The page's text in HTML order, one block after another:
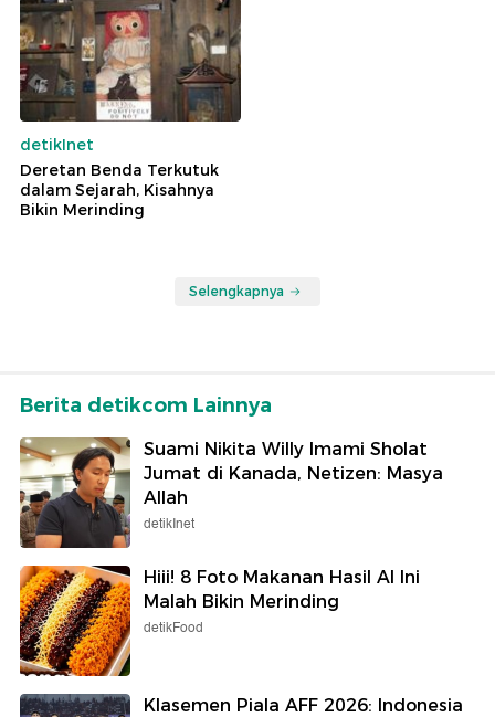
detikInet
Deretan Benda Terkutuk
dalam Sejarah, Kisahnya
Bikin Merinding
Selengkapnya
Berita detikcom Lainnya
Suami Nikita Willy Imami Sholat
Jumat di Kanada, Netizen: Masya
Allah
detikInet
Hiii! 8 Foto Makanan Hasil AI Ini
Malah Bikin Merinding
detikFood
Klasemen Piala AFF 2026: Indonesia